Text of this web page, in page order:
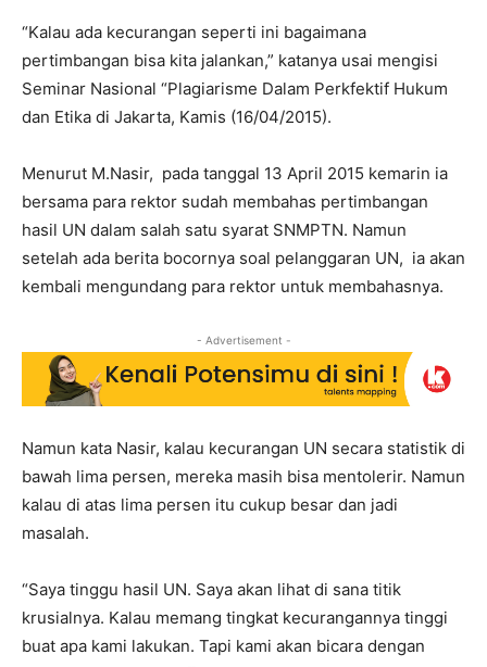
“Kalau ada kecurangan seperti ini bagaimana
pertimbangan bisa kita jalankan,” katanya usai mengisi
Seminar Nasional “Plagiarisme Dalam Perkfektif Hukum
dan Etika di Jakarta, Kamis (16/04/2015).
Menurut M.Nasir, pada tanggal 13 April 2015 kemarin ia
bersama para rektor sudah membahas pertimbangan
hasil UN dalam salah satu syarat SNMPTN. Namun
setelah ada berita bocornya soal pelanggaran UN, ia akan
kembali mengundang para rektor untuk membahasnya.
- Advertisement -
Namun kata Nasir, kalau kecurangan UN secara statistik di
bawah lima persen, mereka masih bisa mentolerir. Namun
kalau di atas lima persen itu cukup besar dan jadi
masalah.
“Saya tinggu hasil UN. Saya akan lihat di sana titik
krusialnya. Kalau memang tingkat kecurangannya tinggi
buat apa kami lakukan. Tapi kami akan bicara dengan